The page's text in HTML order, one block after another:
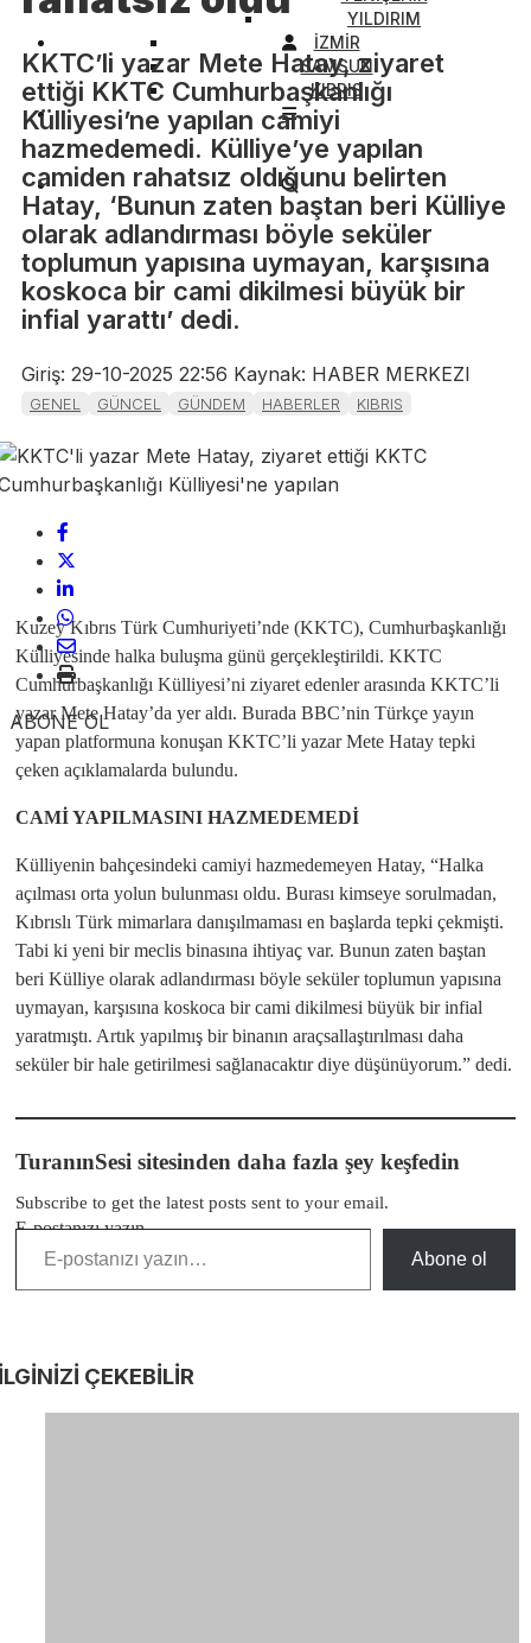
YILDIRIM
İZMİR
SAMSUN
KIBRIS
KKTC’li yazar Mete Hatay, ziyaret
ettiği KKTC Cumhurbaşkanlığı
Külliyesi’ne yapılan camiyi
hazmedemedi. Külliye’ye yapılan
camiden rahatsız oldığunu belirten
Hatay, ‘Bunun zaten baştan beri Külliye
olarak adlandırması böyle seküler
toplumun yapısına uymayan, karşısına
koskoca bir cami dikilmesi büyük bir
infial yarattı’ dedi.
Giriş: 29-10-2025 22:56 Kaynak: HABER MERKEZI
GENEL GÜNCEL GÜNDEM HABERLER KIBRIS
ABONE OL
Kuzey Kıbrıs Türk Cumhuriyeti’nde (KKTC), Cumhurbaşkanlığı
Külliyesinde halka buluşma günü gerçekleştirildi. KKTC
Cumhurbaşkanlığı Külliyesi’ni ziyaret edenler arasında KKTC’li
yazar Mete Hatay’da yer aldı. Burada BBC’nin Türkçe yayın
yapan platformuna konuşan KKTC’li yazar Mete Hatay tepki
çeken açıklamalarda bulundu.
CAMİ YAPILMASINI HAZMEDEMEDİ
Külliyenin bahçesindeki camiyi hazmedemeyen Hatay, “Halka
açılması orta yolun bulunması oldu. Burası kimseye sorulmadan,
Kıbrıslı Türk mimarlara danışılmaması en başlarda tepki çekmişti.
Tabi ki yeni bir meclis binasına ihtiyaç var. Bunun zaten baştan
beri Külliye olarak adlandırması böyle seküler toplumun yapısına
uymayan, karşısına koskoca bir cami dikilmesi büyük bir infial
yaratmıştı. Artık yapılmış bir binanın araçsallaştırılması daha
seküler bir hale getirilmesi sağlanacaktır diye düşünüyorum.” dedi.
TuranınSesi sitesinden daha fazla şey keşfedin
Subscribe to get the latest posts sent to your email.
E-postanızı yazın…
Abone ol
ÇEKEBİLİR